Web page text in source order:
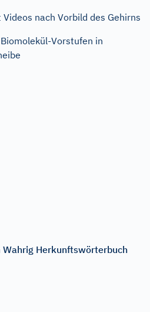
nach Vorbild des Gehirns
Vorstufen in
Herkunftswörterbuch